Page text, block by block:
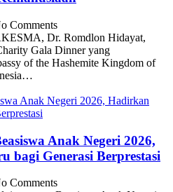
Comments
Dr. Romdlon Hidayat,
Gala Dinner yang
of the Hashemite Kingdom of
Anak Negeri 2026,
bagi Generasi Berprestasi
Comments